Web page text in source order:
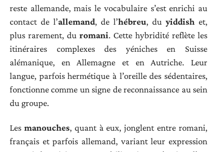
reste allemande, mais le vocabulaire s’est enrichi au
contact de l’allemand, de l’hébreu, du yiddish et,
plus rarement, du romani. Cette hybridité reflète les
itinéraires complexes des yéniches en Suisse
alémanique, en Allemagne et en Autriche. Leur
langue, parfois hermétique à l’oreille des sédentaires,
fonctionne comme un signe de reconnaissance au sein
du groupe.
Les manouches, quant à eux, jonglent entre romani,
français et parfois allemand, variant leur expression